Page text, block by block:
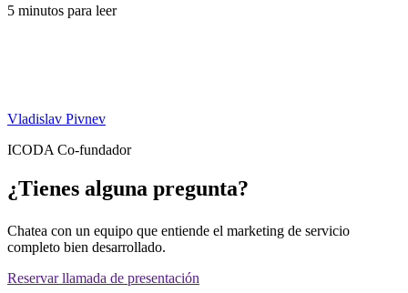
5 minutos para leer
Vladislav Pivnev
ICODA Co-fundador
¿Tienes alguna pregunta?
Chatea con un equipo que entiende el marketing de servicio
completo bien desarrollado.
Reservar llamada de presentación